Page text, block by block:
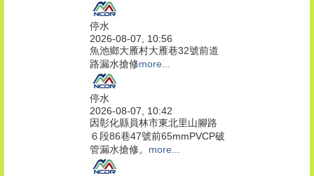
停水
2026-08-07, 10:56
魚池鄉大雁村大雁巷32號前道
路漏水搶修more...
停水
2026-08-07, 10:42
因彰化縣員林市東北里山腳路
６段86巷47號前65mmPVCP破
管漏水搶修。 more...